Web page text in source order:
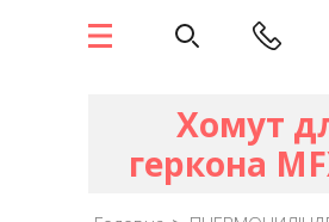
Хомут
геркона